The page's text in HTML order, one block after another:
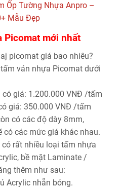
Ốp Tường Nhựa Anpro –
Mẫu Đẹp
Picomat mới nhất
picomat giá bao nhiêu?
ván nhựa Picomat dưới
giá: 1.200.000 VNĐ /tấm
giá: 350.000 VNĐ /tấm
có các độ dày 8mm,
có các mức giá khác nhau.
rất nhiều loại tấm nhựa
bề mặt Laminate /
thêm như sau:
Acrylic nhẵn bóng.